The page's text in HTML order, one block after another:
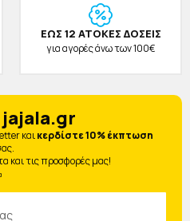
ΕΩΣ 12 ΑΤΟΚΕΣ ΔΟΣΕΙΣ
για αγορές άνω των 100€
καικερδίστε 10% έκπτωση
και τις προσφορές μας!